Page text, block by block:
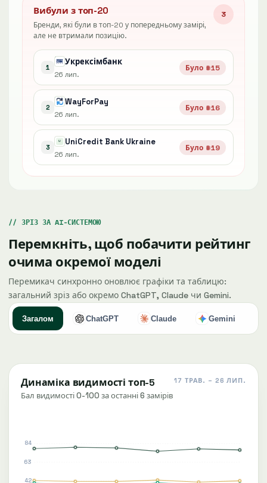
Вибули з топ-20
Бренди, які були в топ-20 у попередньому замірі,
але не втримали позицію.
3
1
Укрексімбанк
26 лип.
Було #15
2
WayForPay
26 лип.
Було #16
3
UniCredit Bank Ukraine
26 лип.
Було #19
ЗРІЗ ЗА AI-СИСТЕМОЮ
Перемкніть, щоб побачити рейтинг
очима окремої моделі
Перемикач синхронно оновлює графіки та таблицю:
загальний зріз або окремо ChatGPT, Claude чи Gemini.
Загалом ChatGPT Claude Gemini
Динаміка видимості топ-5
Бал видимості 0-100 за останні 6 замірів
17 ТРАВ. – 26 ЛИП.
42
63
84